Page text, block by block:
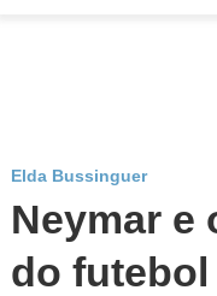
Elda Bussinguer
Neymar e
do